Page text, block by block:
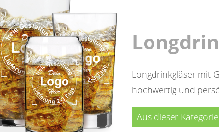
Longdrinkgläser mit
hochwertig und
Aus dieser